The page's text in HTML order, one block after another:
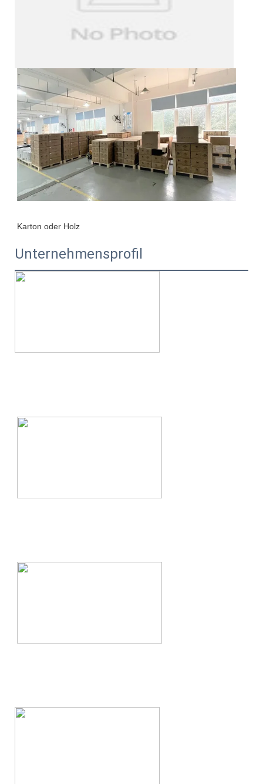
Unternehmensprofil